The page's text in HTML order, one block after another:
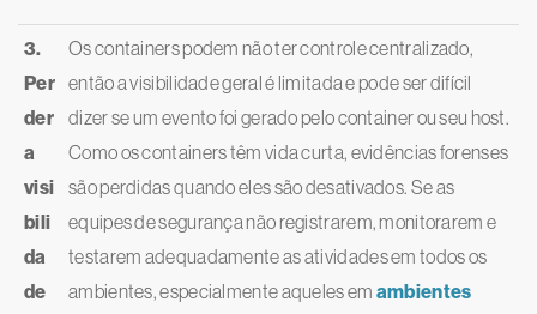
3.
Per
der
a
visi
bili
da
de
Os containers podem não ter controle centralizado,
então a visibilidade geral é limitada e pode ser difícil
dizer se um evento foi gerado pelo container ou seu host.
Como os containers têm vida curta, evidências forenses
são perdidas quando eles são desativados. Se as
equipes de segurança não registrarem, monitorarem e
testarem adequadamente as atividades em todos os
ambientes, especialmente aqueles em ambientes